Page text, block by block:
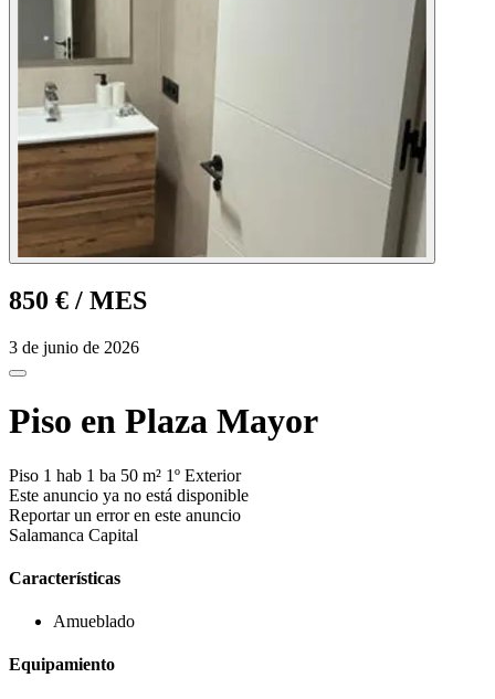
850 € / MES
3 de junio de 2026
Piso en Plaza Mayor
Piso 1 hab 1 ba 50 m² 1º Exterior
Este anuncio ya no está disponible
Reportar un error en este anuncio
Salamanca Capital
Características
Amueblado
Equipamiento